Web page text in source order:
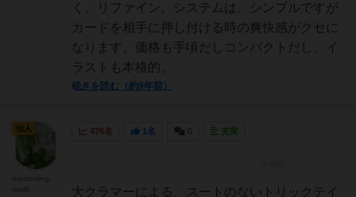
く、リファイン。システムは、シンプルですが
カードを相手に押し付ける時の爽快感がクセに
なります。価格も手頃だしコンパクトだし、イ
ラストも本格的。
続きを読む（約9年前）
476名 1名 充実
大クラマーによる、スートのないトリックテイ
仙人